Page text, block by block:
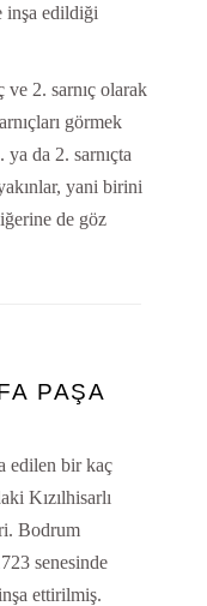
inşa edildiği
2. sarnıç olarak
görmek
da 2. sarnıçta
yani birini
de göz
PAŞA
edilen bir kaç
Kızılhisarlı
Bodrum
senesinde
ettirilmiş.